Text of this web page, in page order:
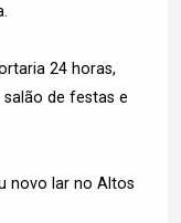
24 horas,
de festas e
novo lar no Altos